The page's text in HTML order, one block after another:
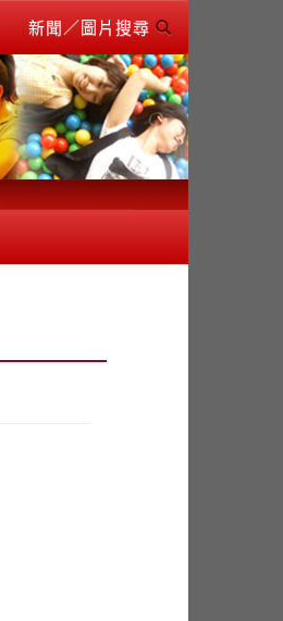
新聞／圖片搜尋